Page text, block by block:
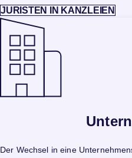
JURISTEN IN KANZLEIEN
Der Wechsel in eine